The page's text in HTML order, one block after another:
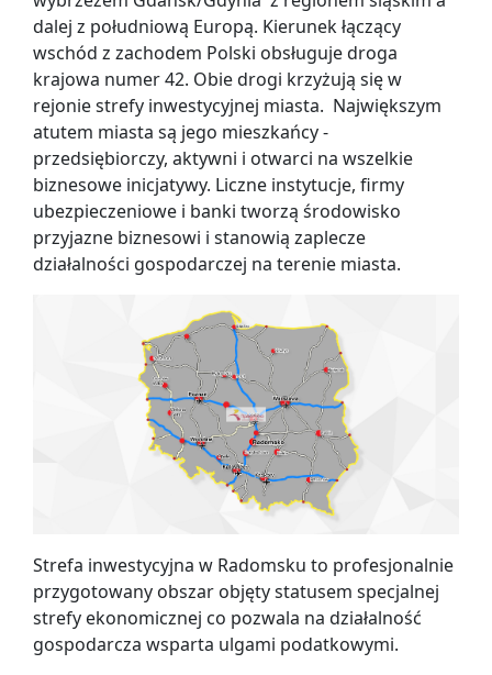
dalej z południową Europą. Kierunek łączący
wschód z zachodem Polski obsługuje droga
krajowa numer 42. Obie drogi krzyżują się w
rejonie strefy inwestycyjnej miasta. Największym
atutem miasta są jego mieszkańcy -
przedsiębiorczy, aktywni i otwarci na wszelkie
biznesowe inicjatywy. Liczne instytucje, firmy
ubezpieczeniowe i banki tworzą środowisko
przyjazne biznesowi i stanowią zaplecze
działalności gospodarczej na terenie miasta.
Strefa inwestycyjna w Radomsku to profesjonalnie
przygotowany obszar objęty statusem specjalnej
strefy ekonomicznej co pozwala na działalność
gospodarcza wsparta ulgami podatkowymi.